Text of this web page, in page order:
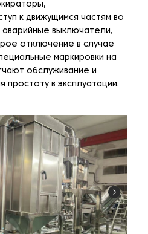
к движущимся частям во
выключатели,
отключение в случае
маркировки на
обслуживание и
простоту в эксплуатации.